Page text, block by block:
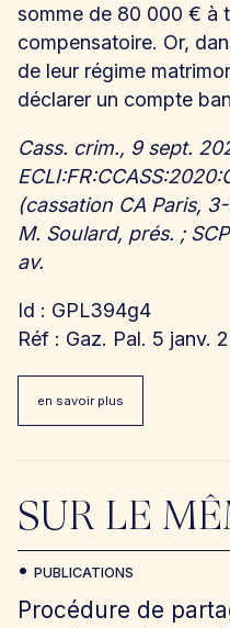
somme de 80 000 € à
compensatoire. Or,
de leur régime
déclarer un compte
Cass. crim., 9 sept.
(cassation CA Paris,
M. Soulard, prés. ;
av.
Id : GPL394g4
Réf : Gaz. Pal. 5 janv.
en savoir plus
SUR LE
Procédure de
PUBLICATIONS